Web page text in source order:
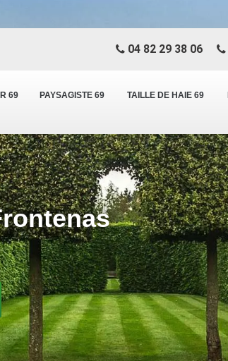
69 PAYSAGISTE 69 TAILLE DE HAIE 69
04 82 29 38 06